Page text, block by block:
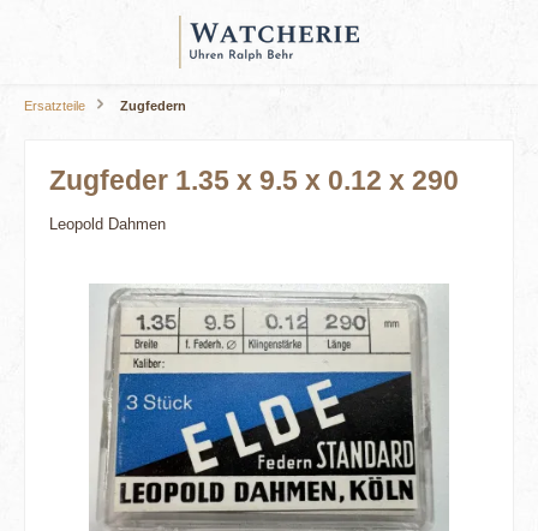
Ersatzteile Zugfedern
Zugfeder 1.35 x 9.5 x 0.12 x 290
Leopold Dahmen
Bildergalerie überspringen